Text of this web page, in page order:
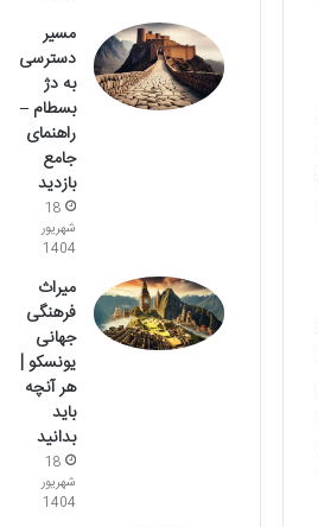
مسیر
دسترسی
به دژ
بسطام –
راهنمای
جامع
بازدید
18
شهریور
1404
میراث
فرهنگی
جهانی
یونسکو |
هر آنچه
باید
بدانید
18
شهریور
1404